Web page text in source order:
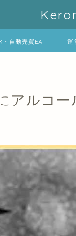
・自動売買EA 運
アルコー